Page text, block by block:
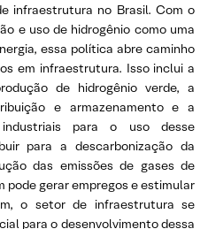
infraestrutura no Brasil. Com o
e uso de hidrogênio como uma
essa política abre caminho
em infraestrutura. Isso inclui a
de hidrogênio verde, a
e armazenamento e a
para o uso desse
para a descarbonização da
das emissões de gases de
gerar empregos e estimular
o setor de infraestrutura se
para o desenvolvimento dessa